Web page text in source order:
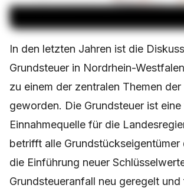
In den letzten Jahren ist die
Grundsteuer in Nordrhein-
zu einem der zentralen Themen
geworden. Die Grundsteuer ist
Einnahmequelle für die
betrifft alle Grundstückseigentümer
die Einführung neuer
Grundsteueranfall neu geregelt und